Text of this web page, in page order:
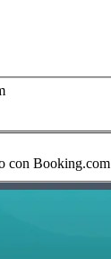
con Booking.com